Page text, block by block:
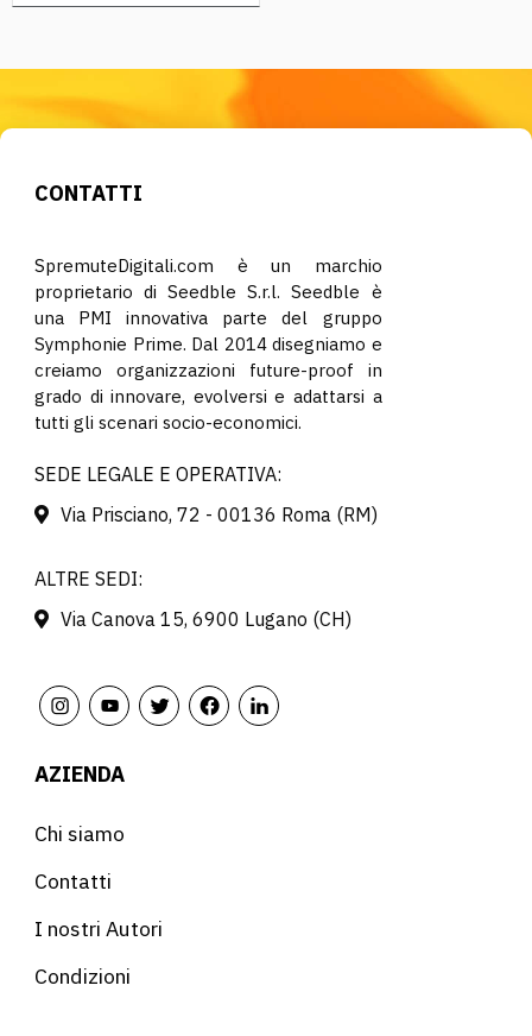
CONTATTI
SpremuteDigitali.com è un marchio
proprietario di Seedble S.r.l. Seedble è
una PMI innovativa parte del gruppo
Symphonie Prime. Dal 2014 disegniamo e
creiamo organizzazioni future-proof in
grado di innovare, evolversi e adattarsi a
tutti gli scenari socio-economici.
SEDE LEGALE E OPERATIVA:
Via Prisciano, 72 - 00136 Roma (RM)
ALTRE SEDI:
Via Canova 15, 6900 Lugano (CH)
AZIENDA
Chi siamo
Contatti
I nostri Autori
Condizioni